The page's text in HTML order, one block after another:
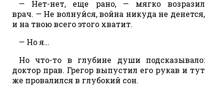
— Нет-нет, еще рано, — мягко возразил
врач. — Не волнуйся, война никуда не денется,
и на твою всего этого хватит.
— Но я…
Но что-то в глубине души подсказывало:
доктор прав. Грегор выпустил его рукав и тут
же провалился в глубокий сон.